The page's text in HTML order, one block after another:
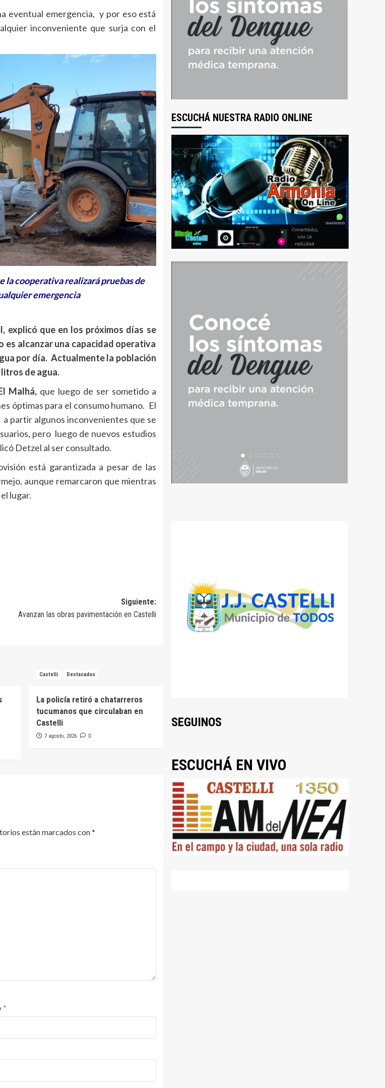
eventual emergencia, y por eso está
inconveniente que surja con el
la cooperativa realizará pruebas de
emergencia
explicó que en los próximos días se
alcanzar una capacidad operativa
por día. Actualmente la población
de agua.
Malhá,que luego de ser sometido a
óptimas para el consumo humano. El
partir algunos inconvenientes que se
pero luego de nuevos estudios
Detzel al ser consultado.
está garantizada a pesar de las
aunque remarcaron que mientras
lugar.
Siguiente:
Avanzan las obras pavimentación en Castelli
Castelli Destacados
La policía retiró a chatarreros
tucumanos que circulaban en
Castelli
7 agosto, 2026 0
están marcados con*
*
ESCUCHÁ NUESTRA RADIO ONLINE
SEGUINOS
ESCUCHÁ EN VIVO